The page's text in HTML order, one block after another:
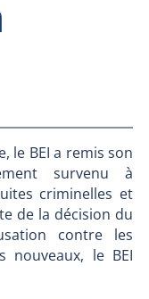
le BEI a remis son
survenu à
criminelles et
de la décision du
contre les
nouveaux, le BEI